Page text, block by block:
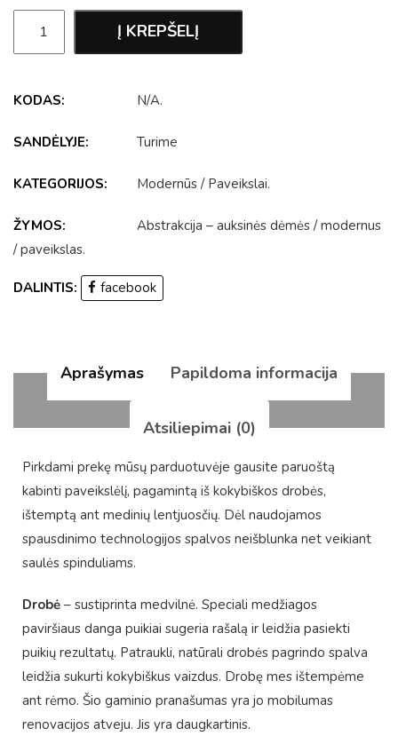
Į KREPŠELĮ
KODAS: N/A.
SANDĖLYJE: Turime
KATEGORIJOS: Modernūs / Paveikslai.
ŽYMOS: Abstrakcija – auksinės dėmės /modernus
/paveikslas.
DALINTIS: facebook
Aprašymas Papildoma informacija
Atsiliepimai (0)
Pirkdami prekę mūsų parduotuvėje gausite paruoštą
kabinti paveikslėlį, pagamintą iš kokybiškos drobės,
ištemptą ant medinių lentjuosčių. Dėl naudojamos
spausdinimo technologijos spalvos neišblunka net veikiant
saulės spinduliams.
Drobė – sustiprinta medvilnė. Speciali medžiagos
paviršiaus danga puikiai sugeria rašalą ir leidžia pasiekti
puikių rezultatų. Patraukli, natūrali drobės pagrindo spalva
leidžia sukurti kokybiškus vaizdus. Drobę mes ištempėme
ant rėmo. Šio gaminio pranašumas yra jo mobilumas
renovacijos atveju. Jis yra daugkartinis.